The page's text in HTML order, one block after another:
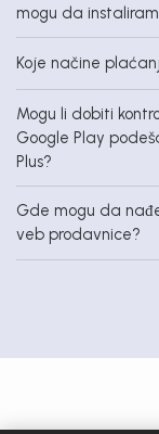
mogu da
Koje načine
Mogu li dobiti
Google Play
Plus?
Gde mogu da
veb prodavnice?